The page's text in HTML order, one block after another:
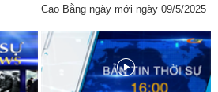
Cao Bằng ngày mới ngày 09/5/2025